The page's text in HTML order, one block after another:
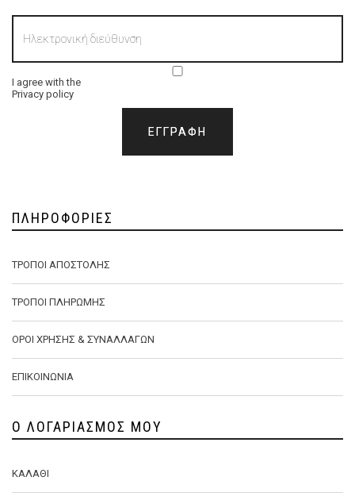
I agree with the
Privacy policy
ΠΛΗΡΟΦΟΡΊΕΣ
ΤΡΌΠΟΙ ΑΠΟΣΤΟΛΉΣ
ΤΡΌΠΟΙ ΠΛΗΡΩΜΉΣ
ΌΡΟΙ ΧΡΉΣΗΣ & ΣΥΝΑΛΛΑΓΏΝ
ΕΠΙΚΟΙΝΩΝΊΑ
Ο ΛΟΓΑΡΙΑΣΜΌΣ ΜΟΥ
ΚΑΛΆΘΙ